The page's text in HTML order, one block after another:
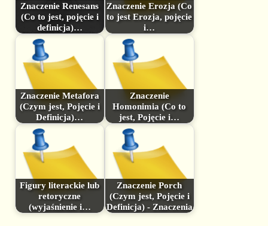
Znaczenie Renesans
(Co to jest, pojęcie i
definicja)…
Znaczenie Erozja (Co
to jest Erozja, pojęcie
i…
Znaczenie Metafora
(Czym jest, Pojęcie i
Definicja)…
Znaczenie
Homonimia (Co to
jest, Pojęcie i…
Figury literackie lub
retoryczne
(wyjaśnienie i…
Znaczenie Porch
(Czym jest, Pojęcie i
Definicja) - Znaczenia